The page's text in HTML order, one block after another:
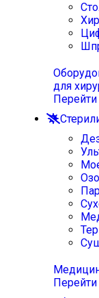
для
Перейти
Перейти